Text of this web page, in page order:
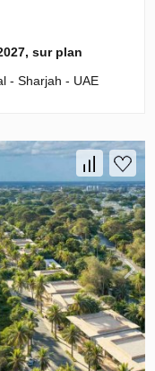
sur plan
- Sharjah - UAE